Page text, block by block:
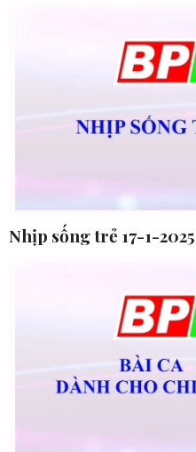
Nhịp sống trẻ 17-1-2025